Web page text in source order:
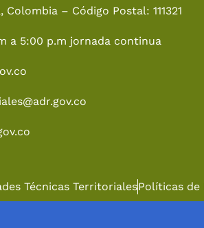
b
o
k
o
k
a
g
– Código Postal: 111321
a 5:00 p.m jornada continua
Técnicas TerritorialesPolíticas de